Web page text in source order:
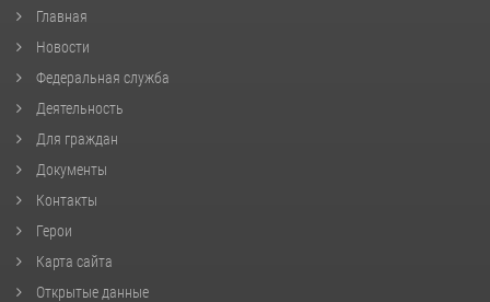
Главная
Новости
Федеральная служба
Деятельность
Для граждан
Документы
Контакты
Герои
Карта сайта
Открытые данные